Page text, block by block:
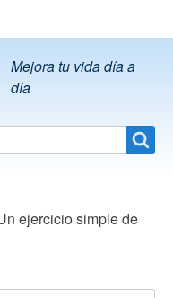
Mejora tu vida día a
día
ejercicio simple de